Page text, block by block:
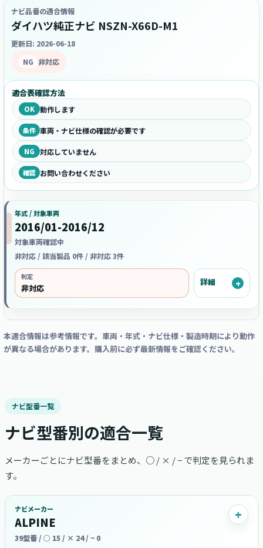
ナビ品番の適合情報
ダイハツ純正ナビ NSZN-X66D-M1
更新日: 2026-06-18
NG 非対応
適合表確認方法
OK 動作します
条件 車両・ナビ仕様の確認が必要です
NG 対応していません
確認 お問い合わせください
年式 / 対象車両
2016/01-2016/12
対象車両確認中
非対応 / 該当製品 0件 / 非対応 3件
判定
非対応
詳細
本適合情報は参考情報です。車両・年式・ナビ仕様・製造時期により動作
が異なる場合があります。購入前に必ず最新情報をご確認ください。
ナビ型番一覧
ナビ型番別の適合一覧
メーカーごとにナビ型番をまとめ、○ / × / − で判定を見られま
す。
ナビメーカー
ALPINE
39型番 / ○ 15 / × 24 / − 0